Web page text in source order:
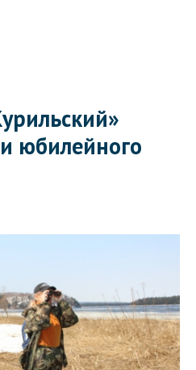
юбилейного